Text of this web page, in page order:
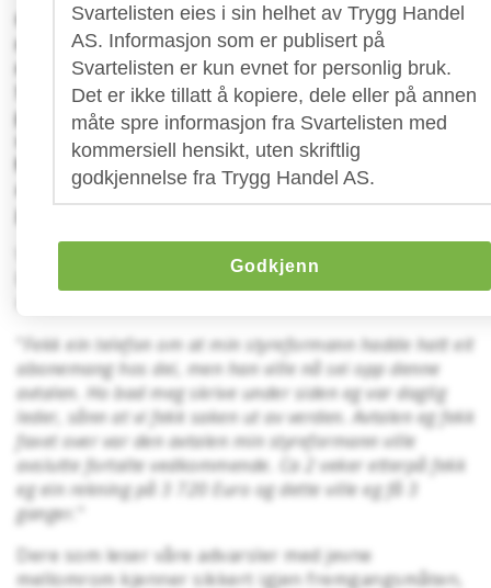
Global Media & Market Search er navnet på et
nytt svindelprodukt som er ganske lik veldig
mange andre produkter/tjenester på vår
Svarteliste og som selges inn ved at den
potensielle "kunden" blir bedt om å signere et
skjema som skal returneres til aktøren. Global
Media & Market Search selger verdiløse
annonser på sitt nettsted,
globalmediaandmarketsearch.com.
Vi har mottatt en klage på ovennevnt aktør som
beskriver ganske godt svindelmetoden som blir tatt
Fekk ein telefon om at min styreformann hadde hatt eit
abonemang hos dei, men han ville nå sei opp denne
avtalen. Ho bad meg skrive under siden eg var daglig
leder, sånn at vi fekk saken ut av verden. Avtalen eg fekk
faxet over var den avtalen min styreformann ville
avslutte fortalte vedkommende. Ca 2 veker etterpå fekk
eg ein rekning på 3 720 Euro og dette ville eg få 3
ganger.
Dere som leser våre advarsler med jevne
mellomrom kjenner sikkert igjen fremgangsmåten,
Svartelisten eies i sin helhet av Trygg Handel
AS. Informasjon som er publisert på
Svartelisten er kun evnet for personlig bruk.
Det er ikke tillatt å kopiere, dele eller på annen
måte spre informasjon fra Svartelisten med
kommersiell hensikt, uten skriftlig
godkjennelse fra Trygg Handel AS.
Godkjenn